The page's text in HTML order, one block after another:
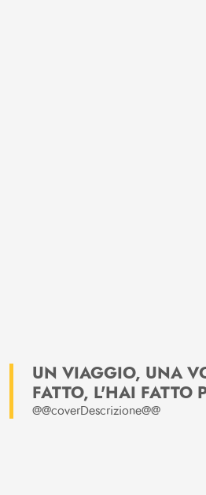
UN VIAGGIO, UNA
FATTO, L'HAI FATTO
@@coverDescrizione@@